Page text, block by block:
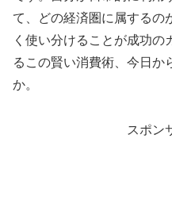
て、どの経済圏に属するの
く使い分けることが成功の
るこの賢い消費術、今日か
か。
スポン